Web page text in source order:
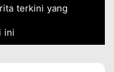
terkini yang
ini